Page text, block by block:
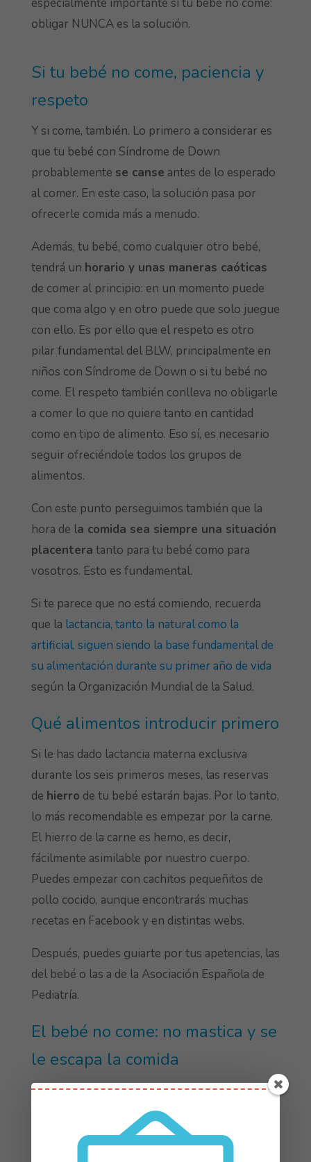
especialmente importante si tu bebé no come:
obligar NUNCA es la solución.
Si tu bebé no come, paciencia y
respeto
Y si come, también. Lo primero a considerar es
que tu bebé con Síndrome de Down
probablemente se canse antes de lo esperado
al comer. En este caso, la solución pasa por
ofrecerle comida más a menudo.
Además, tu bebé, como cualquier otro bebé,
tendrá un horario y unas maneras caóticas
de comer al principio: en un momento puede
que coma algo y en otro puede que solo juegue
con ello. Es por ello que el respeto es otro
pilar fundamental del BLW, principalmente en
niños con Síndrome de Down o si tu bebé no
come. El respeto también conlleva no obligarle
a comer lo que no quiere tanto en cantidad
como en tipo de alimento. Eso sí, es necesario
seguir ofreciéndole todos los grupos de
alimentos.
Con este punto perseguimos también que la
hora de la comida sea siempre una situación
placentera tanto para tu bebé como para
vosotros. Esto es fundamental.
Si te parece que no está comiendo, recuerda
que la lactancia, tanto la natural como la
artificial, siguen siendo la base fundamental de
su alimentación durante su primer año de vida
según la Organización Mundial de la Salud.
Qué alimentos introducir primero
Si le has dado lactancia materna exclusiva
durante los seis primeros meses, las reservas
de hierro de tu bebé estarán bajas. Por lo tanto,
lo más recomendable es empezar por la carne.
El hierro de la carne es hemo, es decir,
fácilmente asimilable por nuestro cuerpo.
Puedes empezar con cachitos pequeñitos de
pollo cocido, aunque encontrarás muchas
recetas en Facebook y en distintas webs.
Después, puedes guiarte por tus apetencias, las
del bebé o las a de la Asociación Española de
Pediatría.
El bebé no come: no mastica y se
le escapa la comida
Como hemos comentado, los niños con
Síndrome de Down presentan
puede provocar que la comida se le escape,